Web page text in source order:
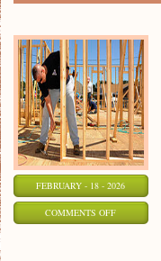
FEBRUARY - 18 - 2026
COMMENTS OFFON